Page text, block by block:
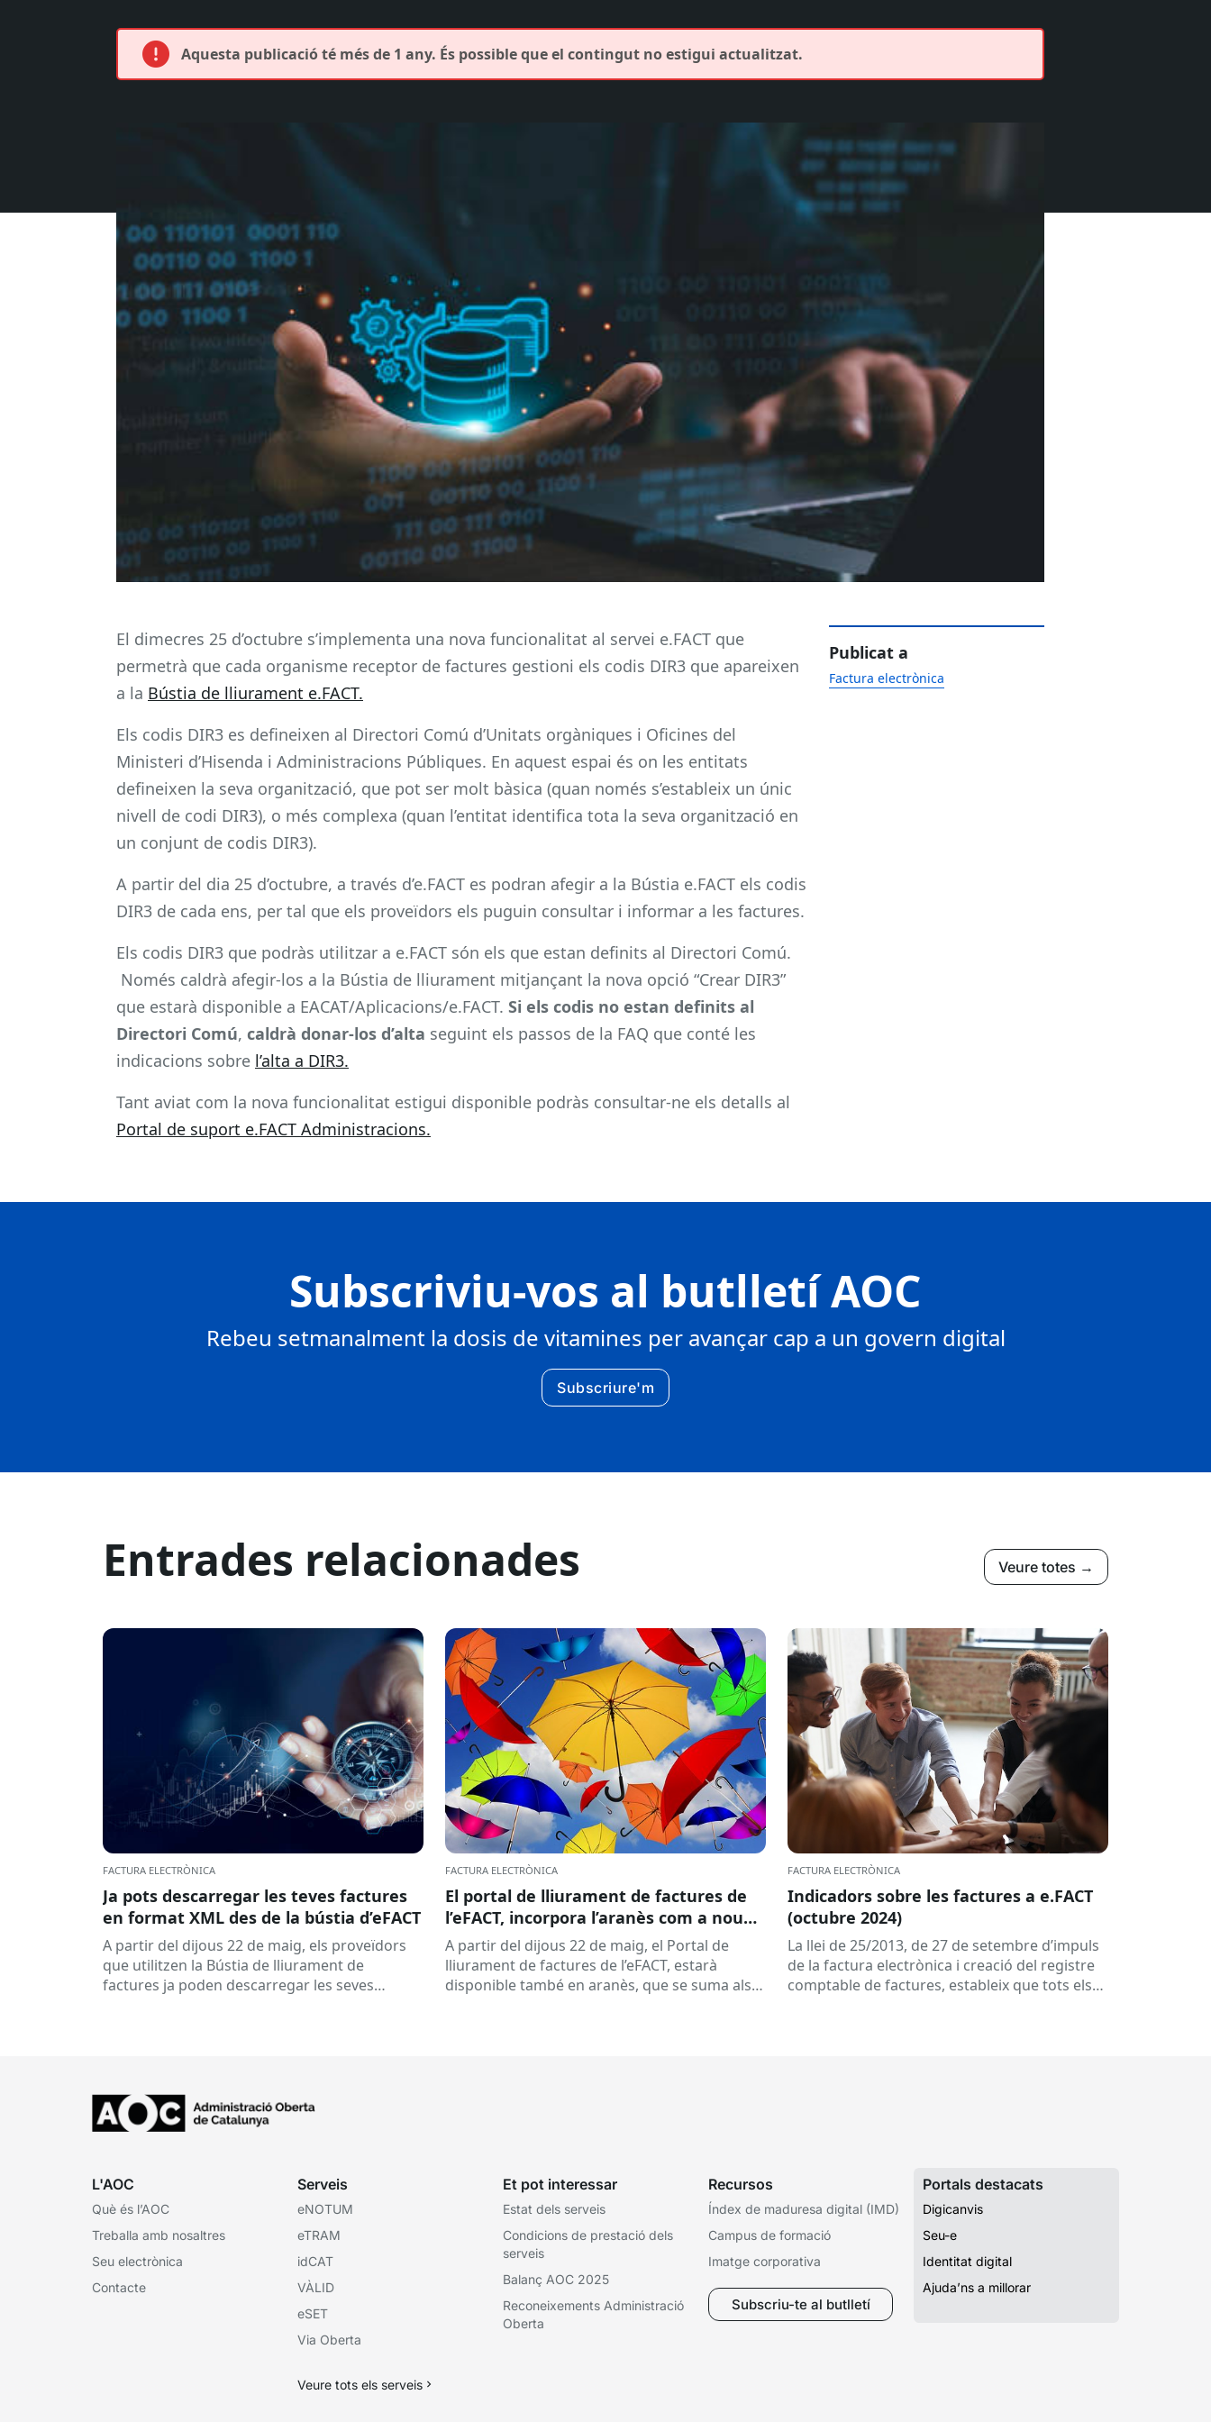
Aquesta publicació té més de 1 any. És possible que el contingut no estigui actualitzat.
El dimecres 25 d’octubre s’implementa una nova funcionalitat al servei e.FACT que
permetrà que cada organisme receptor de factures gestioni els codis DIR3 que apareixen
a la Bústia de lliurament e.FACT.
Els codis DIR3 es defineixen al Directori Comú d’Unitats orgàniques i Oficines del
Ministeri d’Hisenda i Administracions Públiques. En aquest espai és on les entitats
defineixen la seva organització, que pot ser molt bàsica (quan només s’estableix un únic
nivell de codi DIR3), o més complexa (quan l’entitat identifica tota la seva organització en
un conjunt de codis DIR3).
A partir del dia 25 d’octubre, a través d’e.FACT es podran afegir a la Bústia e.FACT els codis
DIR3 de cada ens, per tal que els proveïdors els puguin consultar i informar a les factures.
Els codis DIR3 que podràs utilitzar a e.FACT són els que estan definits al Directori Comú.
Només caldrà afegir-los a la Bústia de lliurament mitjançant la nova opció “Crear DIR3”
que estarà disponible a EACAT/Aplicacions/e.FACT. Si els codis no estan definits al
Directori Comú, caldrà donar-los d’alta seguint els passos de la FAQ que conté les
indicacions sobre l’alta a DIR3.
Tant aviat com la nova funcionalitat estigui disponible podràs consultar-ne els detalls al
Portal de suport e.FACT Administracions.
Publicat a
Factura electrònica
Subscriviu-vos al butlletí AOC
Rebeu setmanalment la dosis de vitamines per avançar cap a un govern digital
Subscriure'm
Entrades relacionades Veure totes →
FACTURA ELECTRÒNICA
Ja pots descarregar les teves factures
en format XML des de la bústia d’eFACT
A partir del dijous 22 de maig, els proveïdors
que utilitzen la Bústia de lliurament de
factures ja poden descarregar les seves
FACTURA ELECTRÒNICA
El portal de lliurament de factures de
l’eFACT, incorpora l’aranès com a nou
idioma
A partir del dijous 22 de maig, el Portal de
lliurament de factures de l’eFACT, estarà
disponible també en aranès, que se suma als
FACTURA ELECTRÒNICA
Indicadors sobre les factures a e.FACT
(octubre 2024)
La llei de 25/2013, de 27 de setembre d’impuls
de la factura electrònica i creació del registre
comptable de factures, estableix que tots els
L'AOC
Què és l’AOC
Treballa amb nosaltres
Seu electrònica
Contacte
Serveis
eNOTUM
eTRAM
idCAT
VÀLID
eSET
Via Oberta
Veure tots els serveis
Et pot interessar
Estat dels serveis
Condicions de prestació dels
serveis
Balanç AOC 2025
Reconeixements Administració
Oberta
Recursos
Índex de maduresa digital (IMD)
Campus de formació
Imatge corporativa
Subscriu-te al butlletí
Portals destacats
Digicanvis
Seu-e
Identitat digital
Ajuda’ns a millorar